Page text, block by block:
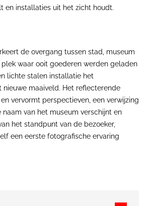
en installaties uit het zicht houdt.
de overgang tussen stad, museum
waar ooit goederen werden geladen
lichte stalen installatie het
nieuwe maaiveld. Het reflecterende
vervormt perspectieven, een verwijzing
naam van het museum verschijnt en
het standpunt van de bezoeker,
een eerste fotografische ervaring